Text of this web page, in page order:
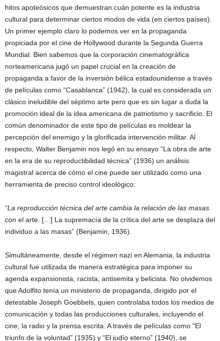
hitos apoteósicos que demuestran cuán potente es la industria
cultural para determinar ciertos modos de vida (en ciertos países).
Un primer ejemplo claro lo podemos ver en la propaganda
propiciada por el cine de Hollywood durante la Segunda Guerra
Mundial. Bien sabemos que la corporación cinematográfica
norteamericana jugó un papel crucial en la creación de
propaganda a favor de la inversión bélica estadounidense a través
de películas como “Casablanca” (1942), la cual es considerada un
clásico ineludible del séptimo arte pero que es sin lugar a duda la
promoción ideal de la idea americana de patriotismo y sacrificio. El
común denominador de este tipo de películas es moldear la
percepción del enemigo y la glorificada intervención militar. Al
respecto, Walter Benjamin nos legó en su ensayo “La obra de arte
en la era de su reproductibilidad técnica” (1936) un análisis
magistral acerca de cómo el cine puede ser utilizado como una
herramienta de preciso control ideológico:
“La reproducción técnica del arte cambia la relación de las masas
con el arte. […] La supremacía de la crítica del arte se desplaza del
individuo a las masas” (Benjamin, 1936).
Simultáneamente, desde el régimen nazi en Alemania, la industria
cultural fue utilizada de manera estratégica para imponer su
agenda expansionista, racista, antisemita y belicista. No olvidemos
que Adolfito tenía un ministerio de propaganda, dirigido por el
detestable Joseph Goebbels, quien controlaba todos los medios de
comunicación y todas las producciones culturales, incluyendo el
cine, la radio y la prensa escrita. A través de películas como “El
triunfo de la voluntad” (1935) y “El judío eterno” (1940), se